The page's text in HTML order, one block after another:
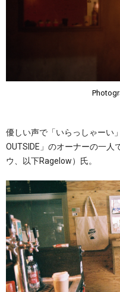
優しい声で「いらっしゃーい
OUTSIDE」のオーナーの一人
ウ、以下Ragelow）氏。